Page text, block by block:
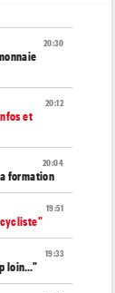
20:30
20:12
et
20:04
formation
19:51
cycliste"
19:33
loin…"